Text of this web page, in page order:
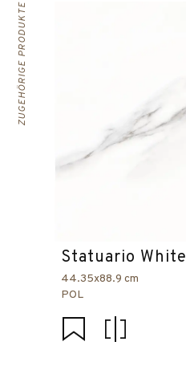
ZUGEHÖRIGE PRODUKTE
Statuario White
44.35x88.9 cm
POL